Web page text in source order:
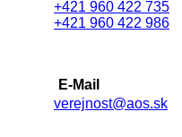
+421 960 422 735
+421 960 422 986
E-Mail
verejnost@aos.sk